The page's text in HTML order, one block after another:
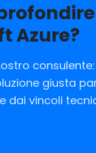
Azure?
giusta
dai vincoli